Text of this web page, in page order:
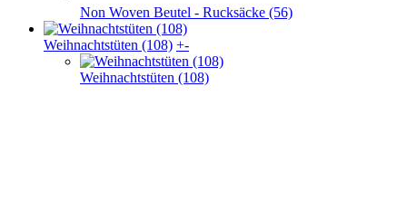
Non Woven Beutel - Rucksäcke (56)
Weihnachts­tüten (108) +-
Weihnachts­tüten (108)